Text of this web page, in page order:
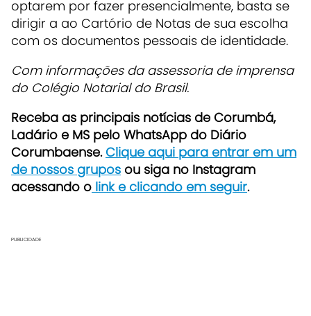
optarem por fazer presencialmente, basta se
dirigir a ao Cartório de Notas de sua escolha
com os documentos pessoais de identidade.
Com informações da assessoria de imprensa
do Colégio Notarial do Brasil.
Receba as principais notícias de Corumbá,
Ladário e MS pelo WhatsApp do Diário
Corumbaense.Clique aqui para entrar em um
de nossos grupos ou siga no Instagram
acessando o link e clicando em seguir.
PUBLICIDADE